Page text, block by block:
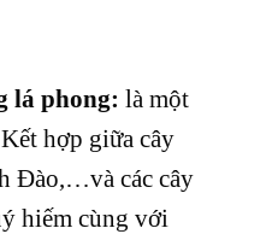
lá phong:là một
hợp giữa cây
Đào,…và các cây
hiếm cùng với